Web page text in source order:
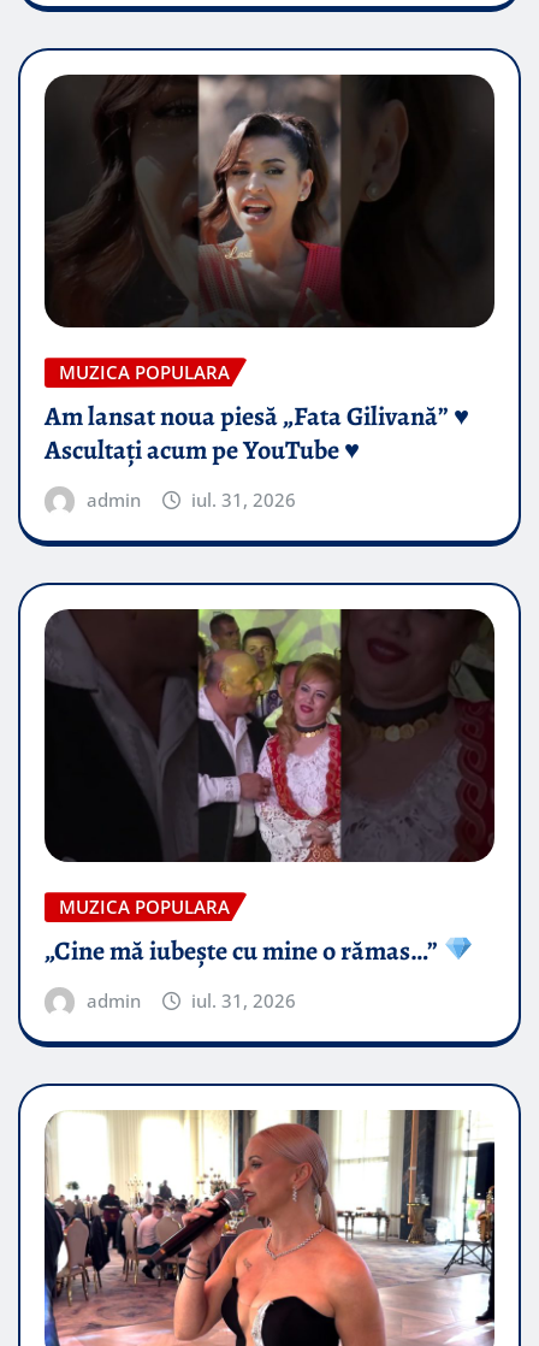
MUZICA POPULARA
Am lansat noua piesă „Fata Gilivană” ♥️
Ascultați acum pe YouTube ♥️
admin iul. 31, 2026
MUZICA POPULARA
„Cine mă iubește cu mine o rămas…”
admin iul. 31, 2026